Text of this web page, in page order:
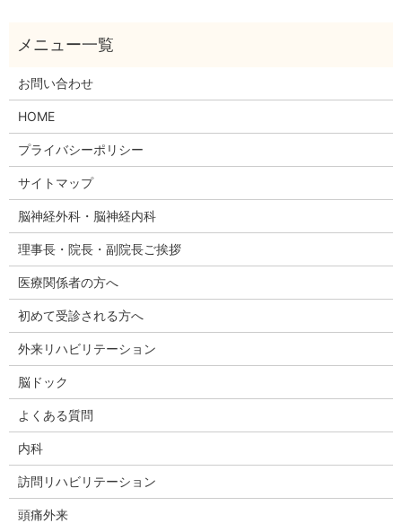
お問い合わせ
HOME
プライバシーポリシー
サイトマップ
脳神経外科・脳神経内科
理事長・院長・副院長ご挨拶
医療関係者の方へ
初めて受診される方へ
外来リハビリテーション
脳ドック
よくある質問
内科
訪問リハビリテーション
頭痛外来